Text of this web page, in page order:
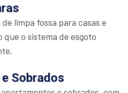
limpa fossa para casas e
o sistema de esgoto
Sobrados